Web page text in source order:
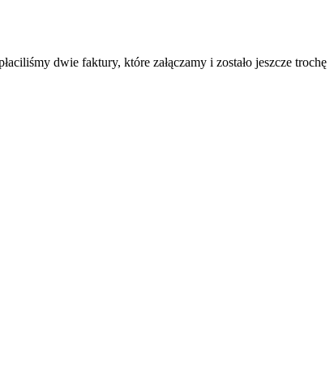
dwie faktury, które załączamy i zostało jeszcze trochę